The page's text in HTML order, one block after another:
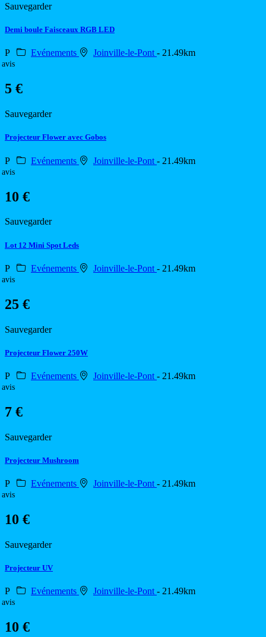
Sauvegarder
Demi boule Faisceaux RGB LED
P Evénements Joinville-le-Pont- 21.49km
avis
5 €
Sauvegarder
Projecteur Flower avec Gobos
P Evénements Joinville-le-Pont - 21.49km
avis
10 €
Sauvegarder
Lot 12 Mini Spot Leds
P Evénements Joinville-le-Pont - 21.49km
avis
25 €
Sauvegarder
Projecteur Flower 250W
P Evénements Joinville-le-Pont - 21.49km
avis
7 €
Sauvegarder
Projecteur Mushroom
P Evénements Joinville-le-Pont - 21.49km
avis
10 €
Sauvegarder
Projecteur UV
P Evénements Joinville-le-Pont - 21.49km
avis
10 €